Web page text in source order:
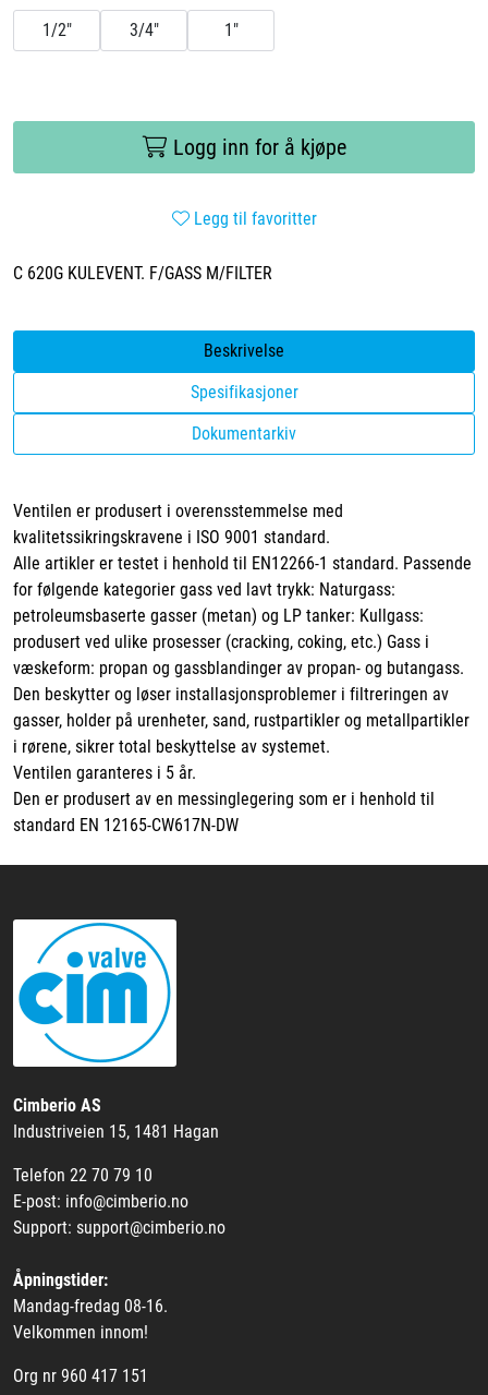
1/2" 3/4" 1"
Logg inn for å kjøpe
Legg til favoritter
C 620G KULEVENT. F/GASS M/FILTER
Beskrivelse
Spesifikasjoner
Dokumentarkiv
Ventilen er produsert i overensstemmelse med
kvalitetssikringskravene i ISO 9001 standard.
Alle artikler er testet i henhold til EN12266-1 standard. Passende
for følgende kategorier gass ved lavt trykk: Naturgass:
petroleumsbaserte gasser (metan) og LP tanker: Kullgass:
produsert ved ulike prosesser (cracking, coking, etc.) Gass i
væskeform: propan og gassblandinger av propan- og butangass.
Den beskytter og løser installasjonsproblemer i filtreringen av
gasser, holder på urenheter, sand, rustpartikler og metallpartikler
i rørene, sikrer total beskyttelse av systemet.
Ventilen garanteres i 5 år.
Den er produsert av en messinglegering som er i henhold til
standard EN 12165-CW617N-DW
Cimberio AS
Industriveien 15, 1481 Hagan
Telefon 22 70 79 10
E-post: info@cimberio.no
Support: support@cimberio.no
Åpningstider:
Mandag-fredag 08-16.
Velkommen innom!
Org nr 960 417 151